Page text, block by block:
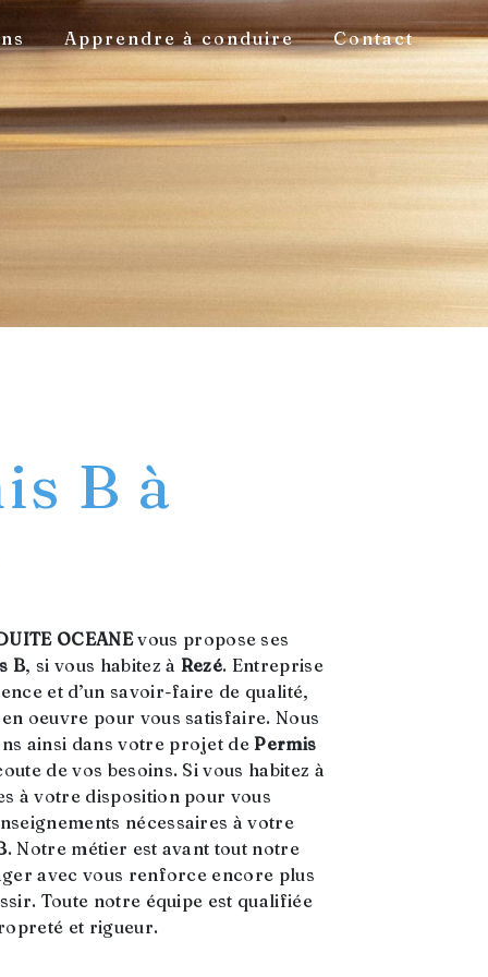
Apprendre à conduire Contact
B à
OCEANEvous propose ses
B, si vous habitez à Rezé. Entreprise
et d’un savoir-faire de qualité,
oeuvre pour vous satisfaire. Nous
ainsi dans votre projet dePermis
de vos besoins. Si vous habitez à
à votre disposition pour vous
nécessaires à votre
. Notre métier est avant tout notre
avec vous renforce encore plus
Toute notre équipe est qualifiée
et rigueur.